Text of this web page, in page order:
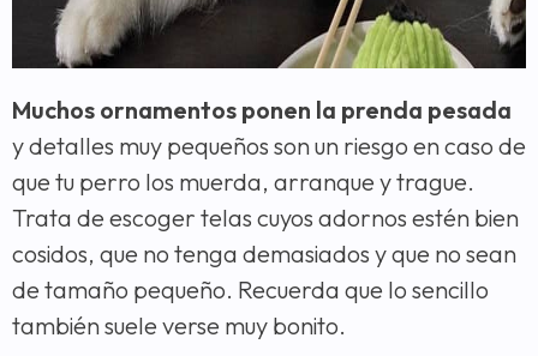
Muchos ornamentos ponen la prenda pesada
y detalles muy pequeños son un riesgo en caso de
que tu perro los muerda, arranque y trague.
Trata de escoger telas cuyos adornos estén bien
cosidos, que no tenga demasiados y que no sean
de tamaño pequeño. Recuerda que lo sencillo
también suele verse muy bonito.